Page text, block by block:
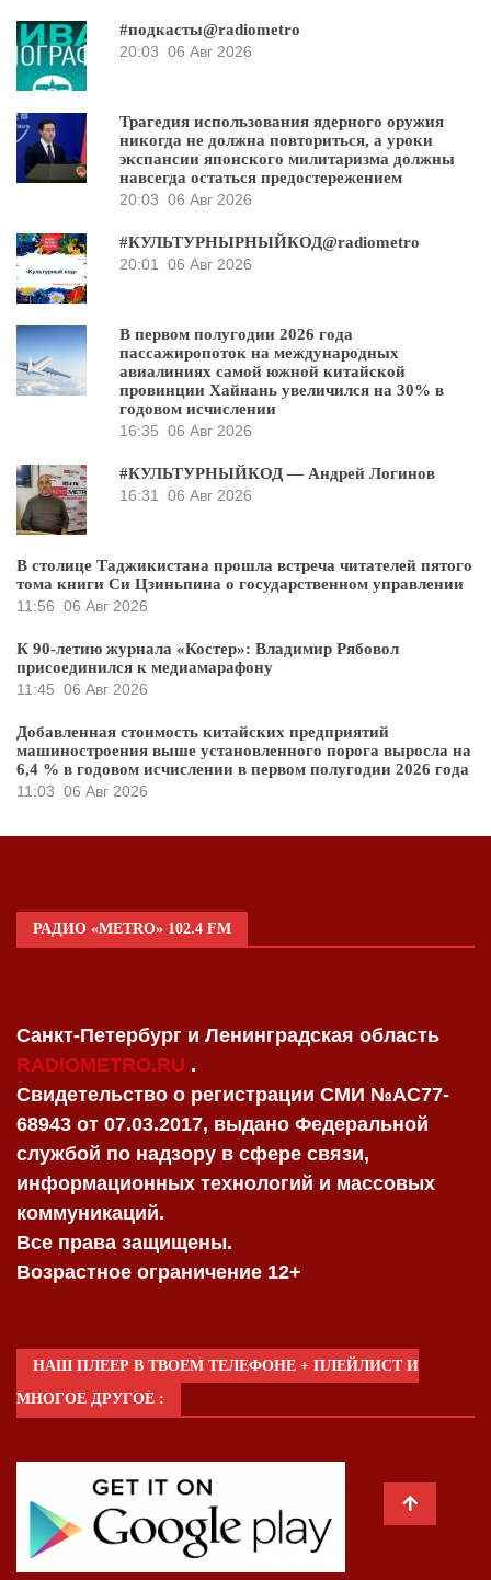
#подкасты@radiometro
20:03 06 Авг 2026
Трагедия использования ядерного оружия
никогда не должна повториться, а уроки
экспансии японского милитаризма должны
навсегда остаться предостережением
20:03 06 Авг 2026
#КУЛЬТУРНЫРНЫЙКОД@radiometro
20:01
06 Авг 2026
В первом полугодии 2026 года
пассажиропоток на международных
авиалиниях самой южной китайской
провинции Хайнань увеличился на 30% в
годовом исчислении
16:35 06 Авг 2026
#КУЛЬТУРНЫЙКОД — Андрей Логинов
16:31
06 Авг 2026
В столице Таджикистана прошла встреча читателей пятого
тома книги Си Цзиньпина о государственном управлении
11:56 06 Авг 2026
К 90-летию журнала «Костер»: Владимир Рябовол
присоединился к медиамарафону
11:45 06 Авг 2026
Добавленная стоимость китайских предприятий
машиностроения выше установленного порога выросла на
6,4 % в годовом исчислении в первом полугодии 2026 года
11:03 06 Авг 2026
РАДИО «METRO» 102.4 FM
Санкт-Петербург и Ленинградская область
RADIOMETRO.RU .
Свидетельство о регистрации СМИ №AC77-
68943 от 07.03.2017, выдано Федеральной
службой по надзору в сфере связи,
информационных технологий и массовых
коммуникаций.
Все права защищены.
Возрастное ограничение 12+
НАШ ПЛЕЕР В ТВОЕМ ТЕЛЕФОНЕ + ПЛЕЙЛИСТ И
МНОГОЕ ДРУГОЕ :